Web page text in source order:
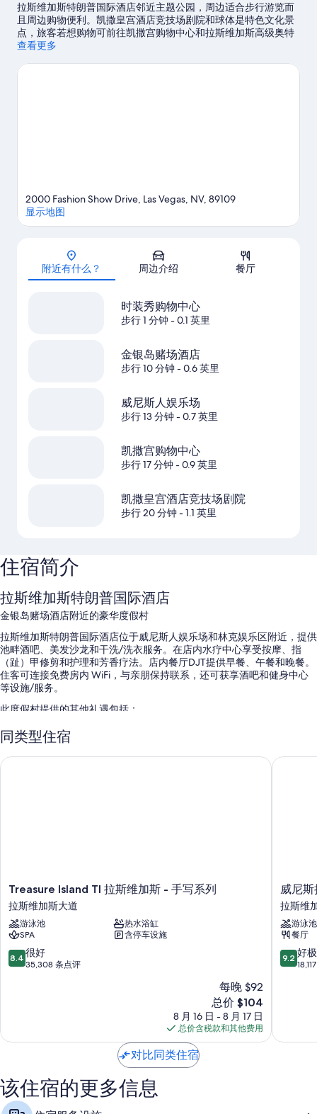
拉斯维加斯特朗普国际酒店邻近主题公园，周边适合步行游览而
且周边购物便利。凯撒皇宫酒店竞技场剧院和球体是特色文化景
点，旅客若想购物可前往凯撒宫购物中心和拉斯维加斯高级奥特
莱斯北区。想要参加一场活动或游戏？来看看T-Mobile 体育场都
附近的林克斯高尔夫球场参加课程，让您的挥杆技巧赢得俱乐部
查看更多
地图
2000 Fashion Show Drive, Las Vegas, NV, 89109
显示地图
附近有什么？ 周边介绍 餐厅
时装秀购物中心
步行 1 分钟- 0.1 英里
金银岛赌场酒店
步行 10 分钟- 0.6 英里
威尼斯人娱乐场
步行 13 分钟- 0.7 英里
凯撒宫购物中心
步行 17 分钟- 0.9 英里
凯撒皇宫酒店竞技场剧院
步行 20 分钟- 1.1 英里
住宿简介
拉斯维加斯特朗普国际酒店
金银岛赌场酒店附近的豪华度假村
拉斯维加斯特朗普国际酒店位于威尼斯人娱乐场和林克娱乐区附近，提供
池畔酒吧、美发沙龙和干洗/洗衣服务。在店内水疗中心享受按摩、指
（趾）甲修剪和护理和芳香疗法。店内餐厅DJT提供早餐、午餐和晚餐。
住客可连接免费房内 WiFi，与亲朋保持联系，还可获享酒吧和健身中心
等设施/服务。
此度假村提供的其他礼遇包括：
恒温泳池配备小屋和日光浴躺椅
更多客房便利设施/服务还包括：
垃圾回收和LED 灯泡
名牌洗护用品、泡澡浴缸和吹风机
电视，带有线频道
同类型住宿
Treasure
Island
TI
拉
斯
维
加
列
维
加
斯
Treasure Island TI 拉斯维加斯 - 手写系列
拉斯维加斯大道
游泳池
热水浴缸
SPA
含停车设施
8.4
分，
35,308
评
8.4 很好
35,308 条点评
每晚 $92
新
价
格
$104
总价 $104
8 月 16 日 - 8 月 17 日
总价含税款和其他费用
Treasure Island TI 拉斯维加斯 - 手写系列
威
尼
斯
拉
斯
维
加
斯
威尼
拉斯维
游泳池
餐厅
9.2
分，
了，
9.2 好
威尼斯
对比同类住宿
该住宿的更多信息